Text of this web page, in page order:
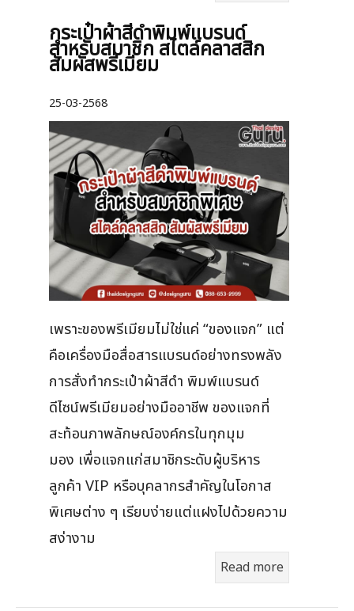
กระเป๋าผ้าสีดำพิมพ์แบรนด์
สำหรับสมาชิก สไตล์คลาสสิก
สัมผัสพรีเมียม
25-03-2568
เพราะของพรีเมียมไม่ใช่แค่ “ของแจก” แต่
คือเครื่องมือสื่อสารแบรนด์อย่างทรงพลัง
การสั่งทำกระเป๋าผ้าสีดำ พิมพ์แบรนด์
ดีไซน์พรีเมียมอย่างมืออาชีพ ของแจกที่
สะท้อนภาพลักษณ์องค์กรในทุกมุม
มอง เพื่อแจกแก่สมาชิกระดับผู้บริหาร
ลูกค้า VIP หรือบุคลากรสำคัญในโอกาส
พิเศษต่าง ๆ เรียบง่ายแต่แฝงไปด้วยความ
สง่างาม
Read more